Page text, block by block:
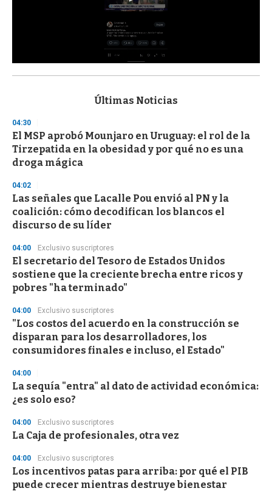
s
d
s
o
f
3
s
e
c
o
n
Últimas Noticias
04:30
El MSP aprobó Mounjaro en Uruguay: el rol de la
Tirzepatida en la obesidad y por qué no es una
droga mágica
04:02
Las señales que Lacalle Pou envió al PN y la
coalición: cómo decodifican los blancos el
discurso de su líder
04:00 Exclusivo suscriptores
El secretario del Tesoro de Estados Unidos
sostiene que la creciente brecha entre ricos y
pobres "ha terminado"
04:00 Exclusivo suscriptores
"Los costos del acuerdo en la construcción se
disparan para los desarrolladores, los
consumidores finales e incluso, el Estado"
04:00
La sequía "entra" al dato de actividad económica:
¿es solo eso?
04:00 Exclusivo suscriptores
La Caja de profesionales, otra vez
04:00 Exclusivo suscriptores
Los incentivos patas para arriba: por qué el PIB
puede crecer mientras destruye bienestar